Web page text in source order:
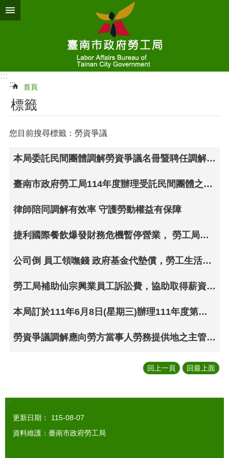
跳到主要內容區塊
:::
:::
首頁
標籤
您目前搜尋標籤：勞資爭議
本局委託民間團體調解勞資爭議名冊暨聘任調解人名冊
臺南市政府勞工局114年度辦理受託民間團體之考核結果
律師陪同調解有效率 守護勞動權益有保障
捷利國際餐飲爆發財務危機暫停營業， 勞工局隨即與勞工互動，維護勞工權益
公司倒 員工領嘸錢 政府基金代墊償，勞工生活有依靠 勞工權益有保障
勞工局補助仙宗興業員工訴訟費，協助取得薪資債權後申請基金墊償
本局訂於111年6月8日(星期三)辦理111年度第一場次「推動勞資會議機制活動」(線上報名)
勞資爭議調解應向勞方當事人勞務提供地之主管機關提出申請
回上一頁 回最上面
:::
更新日期：
115-08-07
資料維護：臺南市政府勞工局